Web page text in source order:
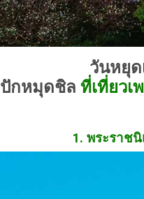
วันหยุ
ปักหมุดชิล ที่เที่ยวเ
1. พระราช